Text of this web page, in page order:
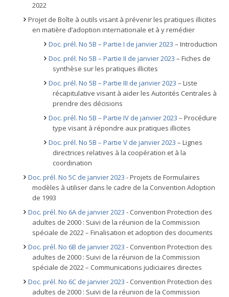
2022
Projet de Boîte à outils visant à prévenir les pratiques illicites
en matière d’adoption internationale et à y remédier
Doc. prél. No 5B – Partie I de janvier 2023 – Introduction
Doc. prél. No 5B – Partie II de janvier 2023 – Fiches de
synthèse sur les pratiques illicites
Doc. prél. No 5B – Partie III de janvier 2023 – Liste
récapitulative visant à aider les Autorités Centrales à
prendre des décisions
Doc. prél. No 5B – Partie IV de janvier 2023 – Procédure
type visant à répondre aux pratiques illicites
Doc. prél. No 5B – Partie V de janvier 2023 – Lignes
directrices relatives à la coopération et à la
coordination
Doc. prél. No 5C de janvier 2023 - Projets de Formulaires
modèles à utiliser dans le cadre de la Convention Adoption
de 1993
Doc. prél. No 6A de janvier 2023 - Convention Protection des
adultes de 2000 : Suivi de la réunion de la Commission
spéciale de 2022 – Finalisation et adoption des documents
Doc. prél. No 6B de janvier 2023 - Convention Protection des
adultes de 2000 : Suivi de la réunion de la Commission
spéciale de 2022 – Communications judiciaires directes
Doc. prél. No 6C de janvier 2023 - Convention Protection des
adultes de 2000 : Suivi de la réunion de la Commission